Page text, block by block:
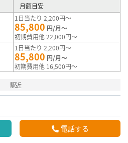
月額目安
1日当たり 2,200円～
85,800 円/月～
初期費用他 22,000円～
1日当たり 2,200円～
85,800 円/月～
初期費用他 16,500円～
駅近
電話する